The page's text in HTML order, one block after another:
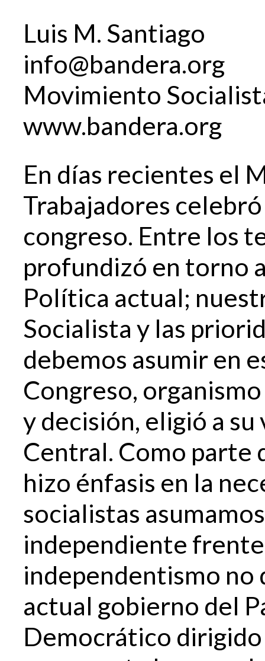
Luis M. Santiago
info@bandera.org
Movimiento
www.bandera.org
En días recientes el
Trabajadores
congreso. Entre los
profundizó en torno
Política actual;
Socialista y las
debemos asumir en
Congreso,
y decisión, eligió a
Central. Como parte
hizo énfasis en la
socialistas
independiente
independentismo no
actual gobierno del
Democrático